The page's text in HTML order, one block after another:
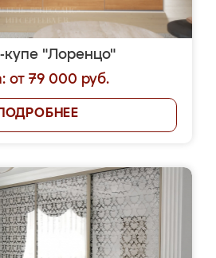
"Лоренцо"
от 79 000 руб.
ПОДРОБНЕЕ